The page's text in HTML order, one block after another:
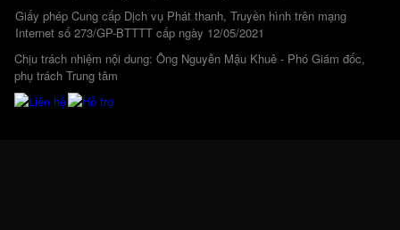
Giấy phép Cung cấp Dịch vụ Phát thanh, Truyền hình trên mạng
Internet số 273/GP-BTTTT cấp ngày 12/05/2021
Chịu trách nhiệm nội dung: Ông Nguyễn Mậu Khuê - Phó Giám đốc,
phụ trách Trung tâm